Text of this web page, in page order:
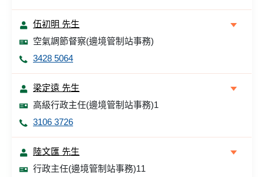
伍初明 先生
空氣調節督察(邊境管制站事務)
3428 5064
梁定遠 先生
高級行政主任(邊境管制站事務)1
3106 3726
陸文匯 先生
行政主任(邊境管制站事務)11